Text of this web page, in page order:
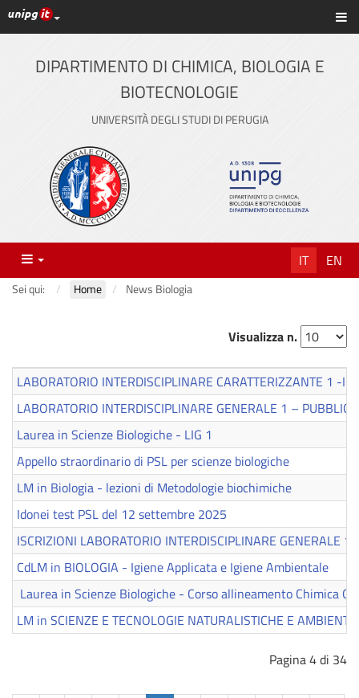
Vai
al
contenuto
principale
Link ai principali servizi web di Ateneo
DIPARTIMENTO DI CHIMICA, BIOLOGIA E
BIOTECNOLOGIE
UNIVERSITÀ DEGLI STUDI DI PERUGIA
Menu IT EN
Sei qui: Home News Biologia
Visualizza n.
LABORATORIO INTERDISCIPLINARE CARATTERIZZANTE 1 -
LABORATORIO INTERDISCIPLINARE GENERALE 1 –
Laurea in Scienze Biologiche - LIG 1
Appello straordinario di PSL per scienze biologiche
LM in Biologia - lezioni di Metodologie biochimiche
Idonei test PSL del 12 settembre 2025
ISCRIZIONI LABORATORIO INTERDISCIPLINARE GENERALE
CdLM in BIOLOGIA - Igiene Applicata e Igiene Ambientale
Laurea in Scienze Biologiche - Corso allineamento Chimica
LM in SCIENZE E TECNOLOGIE NATURALISTICHE E
Pagina 4 di 34